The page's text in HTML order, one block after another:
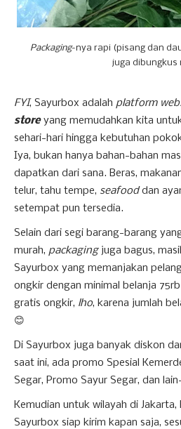
Packaging-nya rapi (pisang dan
juga dibungkus
FYI, Sayurbox adalah platform
storeyang memudahkan kita
sehari-hari hingga kebutuhan
Iya, bukan hanya bahan-bahan
dapatkan dari sana. Beras,
telur, tahu tempe, seafooddan
setempat pun tersedia.
Selain dari segi barang-barang
murah, packaging juga bagus,
Sayurbox yang memanjakan
ongkir dengan minimal belanja
gratis ongkir, lho, karena jumlah
😊
Di Sayurbox juga banyak diskon
saat ini, ada promo Spesial
Segar, Promo Sayur Segar, dan
Kemudian untuk wilayah di Jakarta,
Sayurbox siap kirim kapan saja,